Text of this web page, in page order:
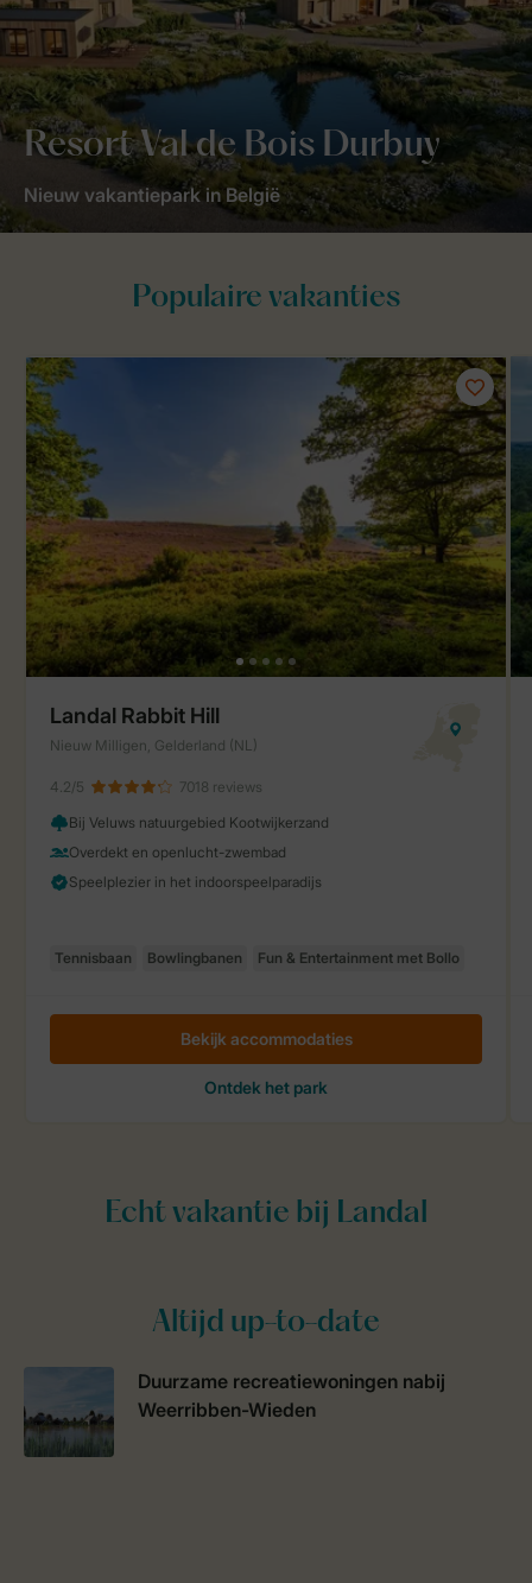
Resort Val de Bois Durbuy
Nieuw vakantiepark in België
Altijd up-to-date
Duurzame recreatiewoningen nabij
Weerribben-Wieden